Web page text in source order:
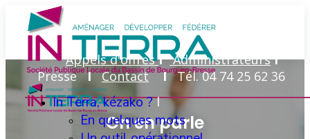
Appels d'offresI Administrateurs I
PresseI Contact ITél. 04 74 25 62 36
In Terra, kézako ?I
En quelques mots
On en parle